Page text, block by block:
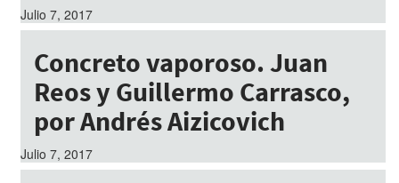
Julio 7, 2017
Concreto vaporoso. Juan
Reos y Guillermo Carrasco,
por Andrés Aizicovich
Julio 7, 2017